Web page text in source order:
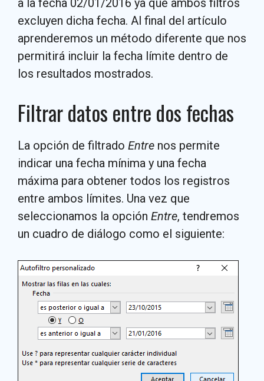
excluyen dicha fecha. Al final del artículo
aprenderemos un método diferente que nos
permitirá incluir la fecha límite dentro de
los resultados mostrados.
Filtrar datos entre dos fechas
La opción de filtrado Entre nos permite
indicar una fecha mínima y una fecha
máxima para obtener todos los registros
entre ambos límites. Una vez que
seleccionamos la opción Entre, tendremos
un cuadro de diálogo como el siguiente: